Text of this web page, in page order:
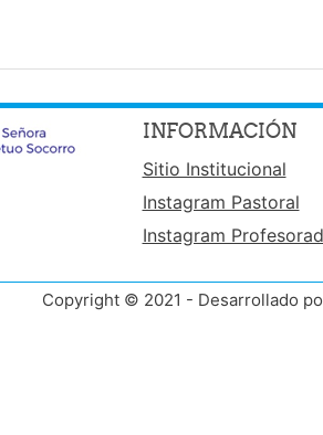
INFORMACIÓN
Sitio Institucional
Instagram Pastoral
Instagram
Copyright © 2021 - Desarrollado